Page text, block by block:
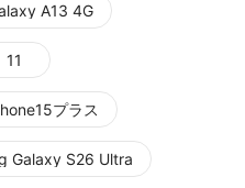
A13 4G
11
プラス
Galaxy S26 Ultra